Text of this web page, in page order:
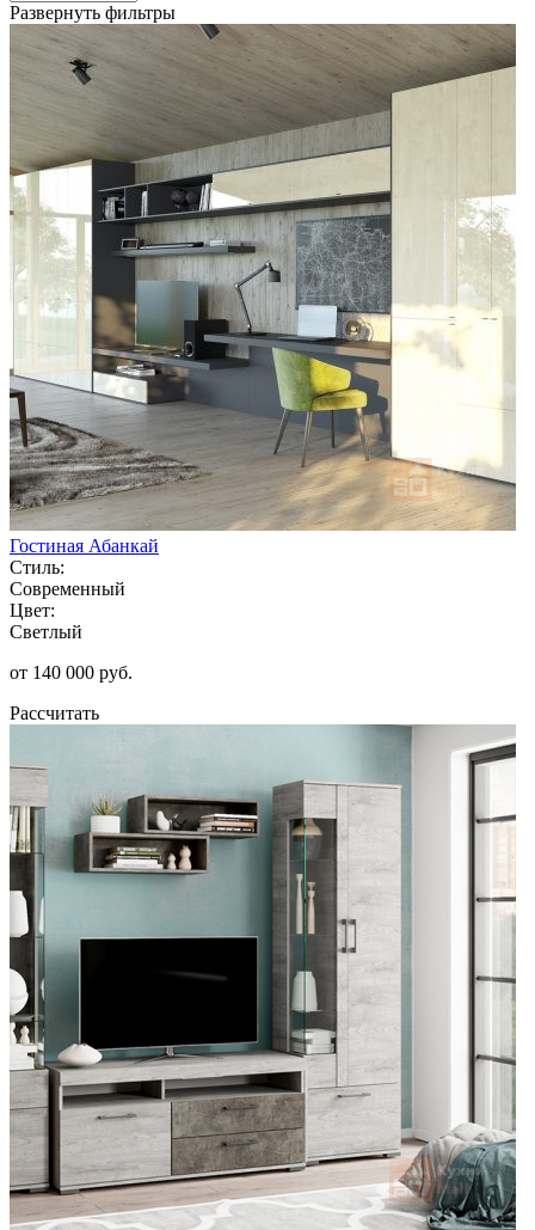
Развернуть фильтры
Гостиная Абанкай
Стиль:
Современный
Цвет:
Светлый
от 140 000 руб.
Рассчитать